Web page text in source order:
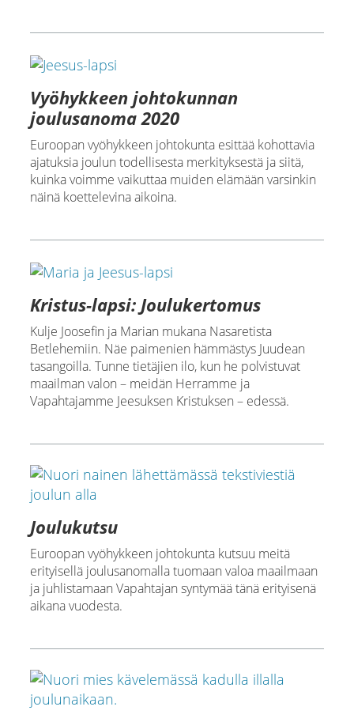
Vyöhykkeen johtokunnan
joulusanoma 2020
Euroopan vyöhykkeen johtokunta esittää kohottavia
ajatuksia joulun todellisesta merkityksestä ja siitä,
kuinka voimme vaikuttaa muiden elämään varsinkin
näinä koettelevina aikoina.
Kristus-lapsi: Joulukertomus
Kulje Joosefin ja Marian mukana Nasaretista
Betlehemiin. Näe paimenien hämmästys Juudean
tasangoilla. Tunne tietäjien ilo, kun he polvistuvat
maailman valon – meidän Herramme ja
Vapahtajamme Jeesuksen Kristuksen – edessä.
Joulukutsu
Euroopan vyöhykkeen johtokunta kutsuu meitä
erityisellä joulusanomalla tuomaan valoa maailmaan
ja juhlistamaan Vapahtajan syntymää tänä erityisenä
aikana vuodesta.